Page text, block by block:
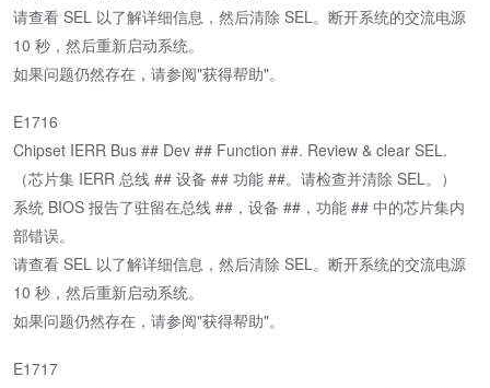
请查看 SEL 以了解详细信息，然后清除 SEL。断开系统的交流电源
10 秒，然后重新启动系统。
如果问题仍然存在，请参阅"获得帮助"。
E1716
Chipset IERR Bus ## Dev ## Function ##. Review & clear SEL.
（芯片集 IERR 总线 ## 设备 ## 功能 ##。请检查并清除 SEL。）
系统 BIOS 报告了驻留在总线 ##，设备 ##，功能 ## 中的芯片集内
部错误。
请查看 SEL 以了解详细信息，然后清除 SEL。断开系统的交流电源
10 秒，然后重新启动系统。
如果问题仍然存在，请参阅"获得帮助"。
E1717